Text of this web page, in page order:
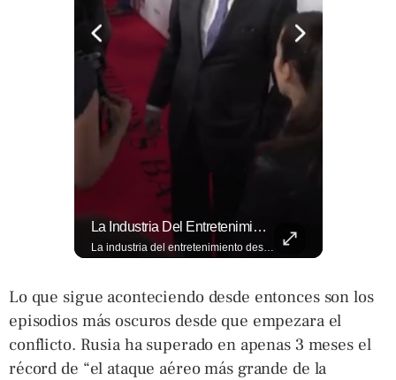
La Industria Del Entretenimiento Despide A Uno De Sus Rostros Más Versátiles Y Magnéticos.
La industria del entretenimiento despide a uno de sus rostros más versátiles y magnéticos. Sam Neill, fallecido a los 78 años, construyó una trayectoria admirable donde la elegancia y la dualidad interpretativa fueron su sello personal. Encuentra más en ➡️ eldiariodehoy.com #ArteYCultura #SamNeill
Lo que sigue aconteciendo desde entonces son los
episodios más oscuros desde que empezara el
conflicto. Rusia ha superado en apenas 3 meses el
récord de “el ataque aéreo más grande de la